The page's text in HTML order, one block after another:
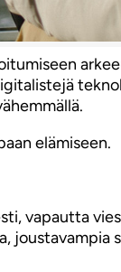
elämiseen.
vapautta
joustavampia